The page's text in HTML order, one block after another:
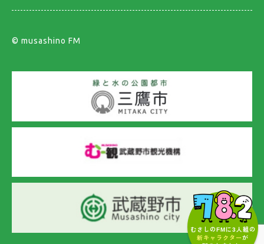
むさしのFMに3人組の
新キャラクターが
©︎ musashino FM